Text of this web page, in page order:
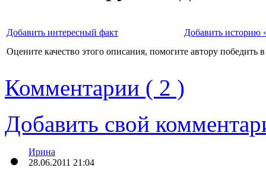
Добавить интересный факт
Добавить историю
Оцените качество этого описания, помогите автору победить
Комментарии ( 2 )
Добавить свой
Ирина
28.06.2011 21:04